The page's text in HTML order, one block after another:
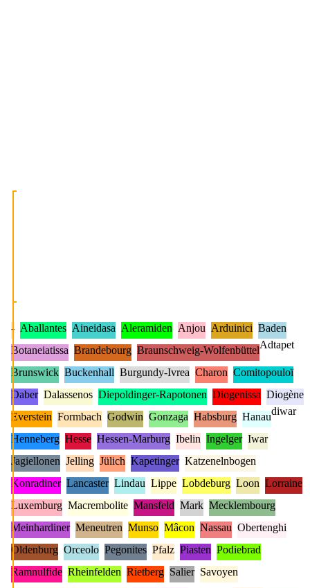
- Aballantes Aineidasa Aleramiden Anjou Arduinici Baden
Botaneiatissa Brandebourg Braunschweig-Wolfenbüttel
Brunswick Buckenhall Burgundy-Ivrea Charon Comitopouloï
Daber Dalassenos Diepoldinger-Rapotonen Diogenissa Diogène
Everstein Formbach Godwin Gonzaga Habsburg Hanau
Henneberg Hesse Hessen-Marburg Ibelin Ingelger Iwar
Jagiellonen Jelling Jülich Kapetinger Katzenelnbogen
Konradiner Lancaster Lindau Lippe Lobdeburg Loon Lorraine
Luxemburg Macrembolite Mansfeld Mark Mecklembourg
Meinhardiner Meneutren Munso Mâcon Nassau Obertenghi
Oldenburg Orceolo Pegonites Pfalz Piasten Podiebrad
Ramnulfide Rheinfelden Rietberg Salier Savoyen
Adtapet
diwar